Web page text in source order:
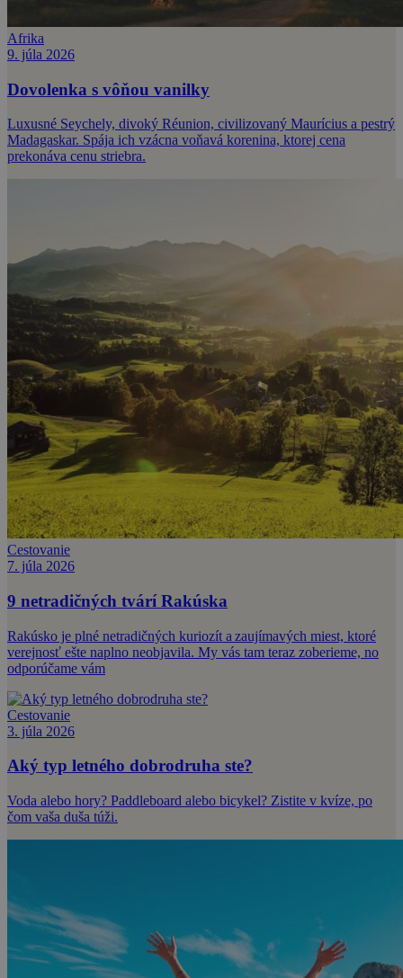
Afrika
9. júla 2026
Dovolenka s vôňou vanilky
Luxusné Seychely, divoký Réunion, civilizovaný Maurícius a pestrý
Madagaskar. Spája ich vzácna voňavá korenina, ktorej cena
prekonáva cenu striebra.
Cestovanie
7. júla 2026
9 netradičných tvárí Rakúska
Rakúsko je plné netradičných kuriozít a zaujímavých miest, ktoré
verejnosť ešte naplno neobjavila. My vás tam teraz zoberieme, no
odporúčame vám
Cestovanie
3. júla 2026
Aký typ letného dobrodruha ste?
Voda alebo hory? Paddleboard alebo bicykel? Zistite v kvíze, po
čom vaša duša túži.